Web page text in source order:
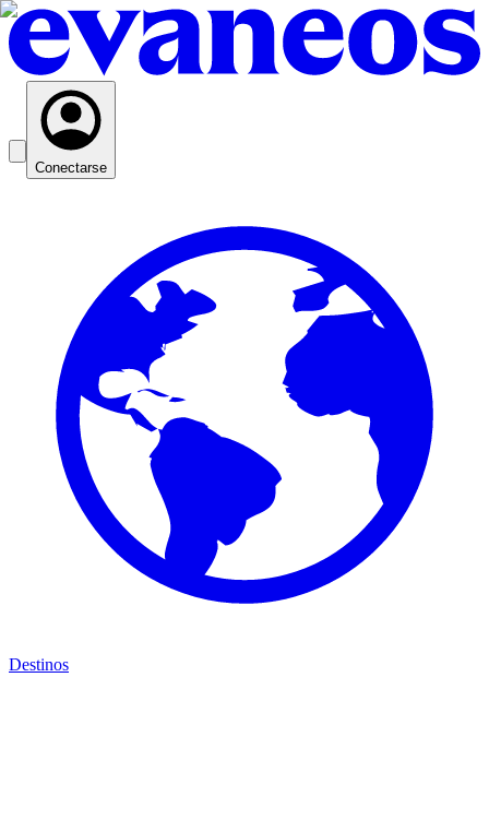
Conectarse
Destinos